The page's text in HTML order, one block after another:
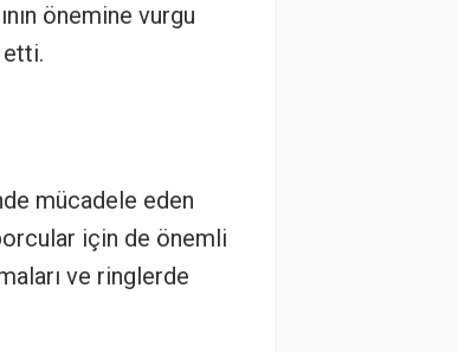
önemine vurgu
mücadele eden
için de önemli
ve ringlerde